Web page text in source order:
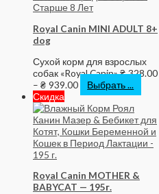
Royal Canin MINI ADULT 8+
dog
Сухой корм для взрослых
собак «Royal Canin»₴ 328.00
– ₴ 939.00
Выбрать ...
Скидка
Royal Canin MOTHER &
BABYCAT — 195г.